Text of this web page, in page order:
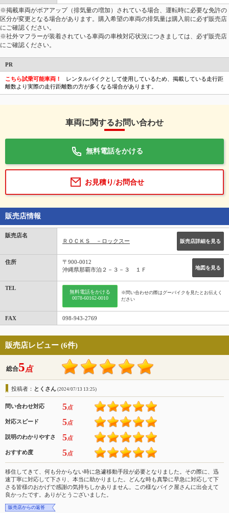
※掲載車両がボアアップ（排気量の増加）されている場合、運転時に必要な免許の
区分が変更となる場合があります。購入希望の車両の排気量は購入前に必ず販売店
にご確認ください。
※社外マフラーが装着されている車両の車検対応状況につきましては、必ず販売店
にご確認ください。
PR
こちら試乗可能車両！
レンタルバイクとして使用しているため、掲載している走行距
離数より実際の走行距離数の方が多くなる場合があります。
車両に関するお問い合わせ
無料電話をかける
お見積り/お問合せ
販売店情報
販売店名
ＲＯＣＫＳ －ロックスー
販売店詳細を見る
住所
地図を見る
〒900-0012
沖縄県那覇市泊２－３－３ １Ｆ
TEL
無料電話をかける
0078-60162-0010
※問い合わせの際はグーバイクを見たとお伝えく
ださい
FAX 098-943-2769
販売店レビュー (6件)
総合5点
投稿者： とくさん (2024/07/13 13:25)
問い合わせ対応 5点
対応スピード 5点
説明のわかりやすさ 5点
おすすめ度 5点
移住してきて、何も分からない時に急遽移動手段が必要となりました。その際に、迅
速丁寧に対応して下さり、本当に助かりました。どんな時も真摯に早急に対応して下
さる皆様のおかげで感謝の気持ちしかありません。この様なバイク屋さんに出会えて
良かったです。ありがとうございました。
販売店からの返答